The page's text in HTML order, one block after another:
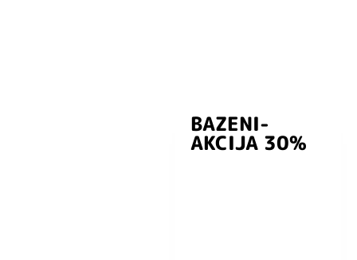
BAZENI-
AKCIJA 30%